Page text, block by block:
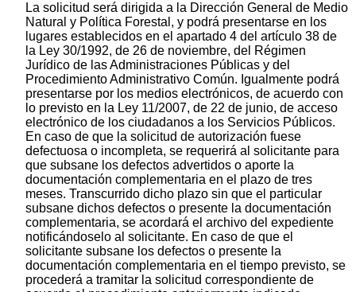
La solicitud será dirigida a la Dirección General de Medio
Natural y Política Forestal, y podrá presentarse en los
lugares establecidos en el apartado 4 del artículo 38 de
la Ley 30/1992, de 26 de noviembre, del Régimen
Jurídico de las Administraciones Públicas y del
Procedimiento Administrativo Común. Igualmente podrá
presentarse por los medios electrónicos, de acuerdo con
lo previsto en la Ley 11/2007, de 22 de junio, de acceso
electrónico de los ciudadanos a los Servicios Públicos.
En caso de que la solicitud de autorización fuese
defectuosa o incompleta, se requerirá al solicitante para
que subsane los defectos advertidos o aporte la
documentación complementaria en el plazo de tres
meses. Transcurrido dicho plazo sin que el particular
subsane dichos defectos o presente la documentación
complementaria, se acordará el archivo del expediente
notificándoselo al solicitante. En caso de que el
solicitante subsane los defectos o presente la
documentación complementaria en el tiempo previsto, se
procederá a tramitar la solicitud correspondiente de